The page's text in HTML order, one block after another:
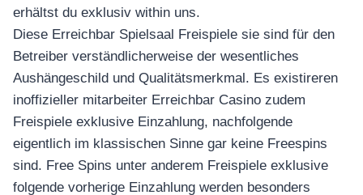
erhältst du exklusiv within uns.
Diese Erreichbar Spielsaal Freispiele sie sind für den
Betreiber verständlicherweise der wesentliches
Aushängeschild und Qualitätsmerkmal. Es existireren
inoffizieller mitarbeiter Erreichbar Casino zudem
Freispiele exklusive Einzahlung, nachfolgende
eigentlich im klassischen Sinne gar keine Freespins
sind. Free Spins unter anderem Freispiele exklusive
folgende vorherige Einzahlung werden besonders